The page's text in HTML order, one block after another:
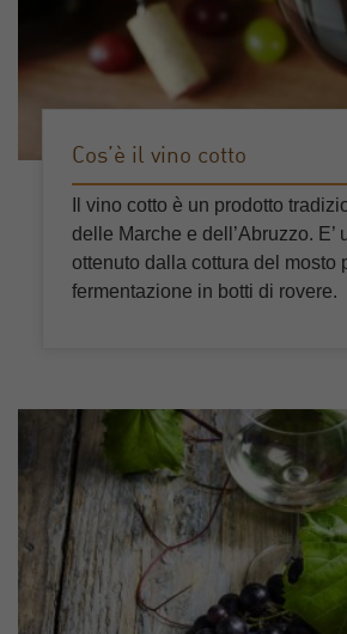
Cos’è il vino cotto
Il vino cotto è un prodotto
delle Marche e dell’Abruzzo. E’
ottenuto dalla cottura del mosto
fermentazione in botti di rovere.